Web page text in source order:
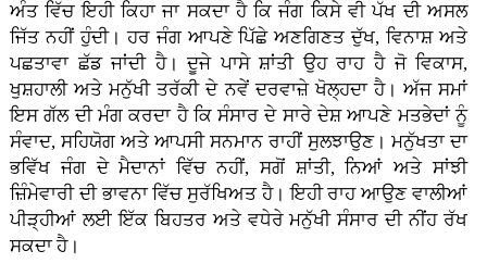
ਅੰਤ ਵਿੱਚ ਇਹੀ ਕਿਹਾ ਜਾ ਸਕਦਾ ਹੈ ਕਿ ਜੰਗ ਕਿਸੇ ਵੀ ਪੱਖ ਦੀ ਅਸਲ
ਜਿੱਤ ਨਹੀਂ ਹੁੰਦੀ। ਹਰ ਜੰਗ ਆਪਣੇ ਪਿੱਛੇ ਅਣਗਿਣਤ ਦੁੱਖ, ਵਿਨਾਸ਼ ਅਤੇ
ਪਛਤਾਵਾ ਛੱਡ ਜਾਂਦੀ ਹੈ। ਦੂਜੇ ਪਾਸੇ ਸ਼ਾਂਤੀ ਉਹ ਰਾਹ ਹੈ ਜੋ ਵਿਕਾਸ,
ਖੁਸ਼ਹਾਲੀ ਅਤੇ ਮਨੁੱਖੀ ਤਰੱਕੀ ਦੇ ਨਵੇਂ ਦਰਵਾਜ਼ੇ ਖੋਲ੍ਹਦਾ ਹੈ। ਅੱਜ ਸਮਾਂ
ਇਸ ਗੱਲ ਦੀ ਮੰਗ ਕਰਦਾ ਹੈ ਕਿ ਸੰਸਾਰ ਦੇ ਸਾਰੇ ਦੇਸ਼ ਆਪਣੇ ਮਤਭੇਦਾਂ ਨੂੰ
ਸੰਵਾਦ, ਸਹਿਯੋਗ ਅਤੇ ਆਪਸੀ ਸਨਮਾਨ ਰਾਹੀਂ ਸੁਲਝਾਉਣ। ਮਨੁੱਖਤਾ ਦਾ
ਭਵਿੱਖ ਜੰਗ ਦੇ ਮੈਦਾਨਾਂ ਵਿੱਚ ਨਹੀਂ, ਸਗੋਂ ਸ਼ਾਂਤੀ, ਨਿਆਂ ਅਤੇ ਸਾਂਝੀ
ਜ਼ਿੰਮੇਵਾਰੀ ਦੀ ਭਾਵਨਾ ਵਿੱਚ ਸੁਰੱਖਿਅਤ ਹੈ। ਇਹੀ ਰਾਹ ਆਉਣ ਵਾਲੀਆਂ
ਪੀੜ੍ਹੀਆਂ ਲਈ ਇੱਕ ਬਿਹਤਰ ਅਤੇ ਵਧੇਰੇ ਮਨੁੱਖੀ ਸੰਸਾਰ ਦੀ ਨੀਂਹ ਰੱਖ
ਸਕਦਾ ਹੈ।